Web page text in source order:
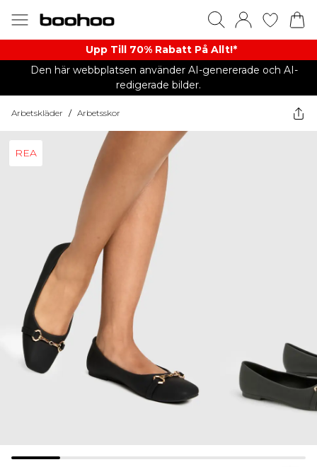
Upp Till 70% Rabatt På Allt!*
Den här webbplatsen använder AI-genererade och AI-
redigerade bilder.
Arbetskläder / Arbetsskor
REA